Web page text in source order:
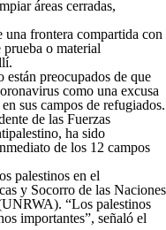
áreas cerradas,
una frontera compartida con
o material
preocupados de que
como una excusa
sus campos de refugiados.
de las Fuerzas
ha sido
de los 12 campos
palestinos en el
y Socorro de las Naciones
“Los palestinos
importantes”, señaló el